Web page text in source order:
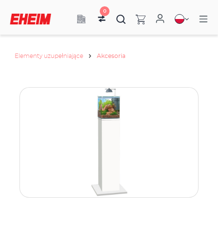
0
Elementy uzupełniające Akcesoria